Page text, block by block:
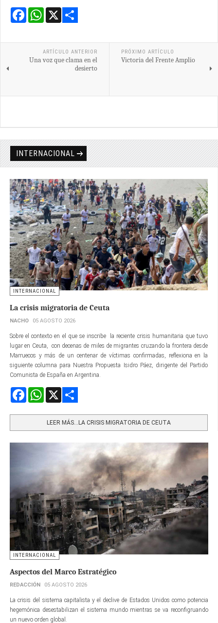
Facebook
WhatsApp
ARTÍCULO ANTERIOR
Una voz que clama en el
desierto
PRÓXIMO ARTÍCULO
Victoria del Frente Amplio
INTERNACIONAL
INTERNACIONAL
La crisis migratoria de Ceuta
NACHO 05 AGOSTO 2026
Sobre el contexto en el que se inscribe la reciente crisis humanitaria que tuvo
lugar en Ceuta, con decenas de miles de migrantes cruzando la frontera desde
Marruecos y más de un centenar de víctimas confirmadas, reflexiona en la
siguiente columna para Nuestra Propuesta Isidro Páez, dirigente del Partido
Comunista de España en Argentina.
FacebookWhatsApp
LEER MÁS…LA CRISIS MIGRATORIA DE CEUTA
INTERNACIONAL
Aspectos del Marco Estratégico
REDACCIÓN 05 AGOSTO 2026
La crisis del sistema capitalista y el declive de Estados Unidos como potencia
hegemónica desestabilizan el sistema mundo mientras se va reconfigruando
un nuevo orden global.